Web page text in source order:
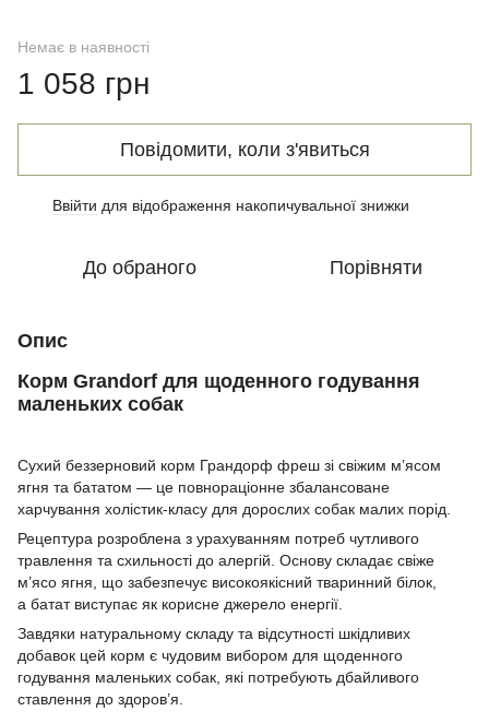
Немає в наявності
1 058 грн
Повідомити, коли з'явиться
Ввійти для відображення накопичувальної знижки
До обраного Порівняти
Опис
Корм Grandorf для щоденного годування
маленьких собак
Сухий беззерновий корм Грандорф фреш зі свіжим м’ясом
ягня та бататом — це повнораціонне збалансоване
харчування холістик-класу для дорослих собак малих порід.
Рецептура розроблена з урахуванням потреб чутливого
травлення та схильності до алергій. Основу складає свіже
м’ясо ягня, що забезпечує високоякісний тваринний білок,
а батат виступає як корисне джерело енергії.
Завдяки натуральному складу та відсутності шкідливих
добавок цей корм є чудовим вибором для щоденного
годування маленьких собак, які потребують дбайливого
ставлення до здоров’я.